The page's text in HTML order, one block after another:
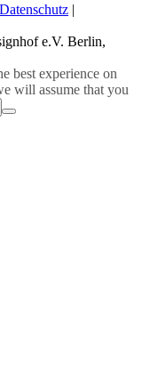
Datenschutz |
e.V. Berlin,
best experience on
will assume that you